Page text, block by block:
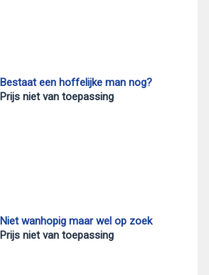
Bestaat een hoffelijke man nog?
Prijs niet van toepassing
Niet wanhopig maar wel op zoek
Prijs niet van toepassing